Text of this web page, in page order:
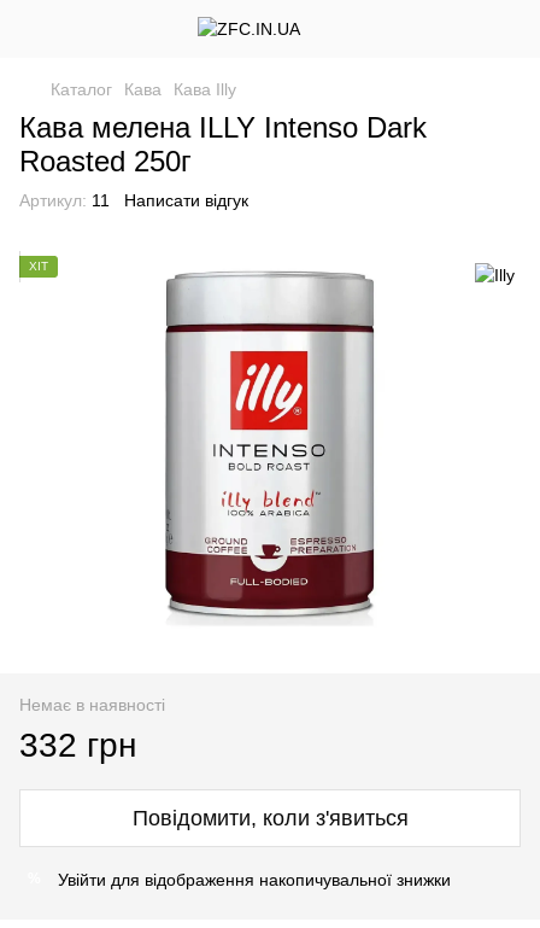
Каталог Кава Кава Illy
Кава мелена ILLY Intenso Dark
Roasted 250г
Артикул: 11 Написати відгук
ХІТ
Немає в наявності
332 грн
Повідомити, коли з'явиться
Увійти для відображення накопичувальної знижки